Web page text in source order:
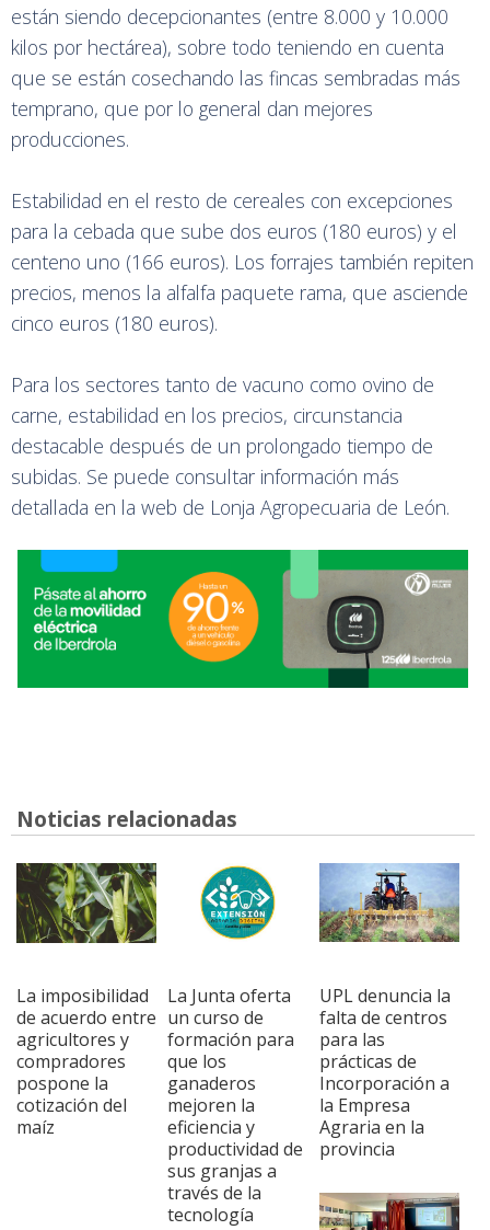
están siendo decepcionantes (entre 8.000 y 10.000
kilos por hectárea), sobre todo teniendo en cuenta
que se están cosechando las fincas sembradas más
temprano, que por lo general dan mejores
producciones.
Estabilidad en el resto de cereales con excepciones
para la cebada que sube dos euros (180 euros) y el
centeno uno (166 euros). Los forrajes también repiten
precios, menos la alfalfa paquete rama, que asciende
cinco euros (180 euros).
Para los sectores tanto de vacuno como ovino de
carne, estabilidad en los precios, circunstancia
destacable después de un prolongado tiempo de
subidas. Se puede consultar información más
detallada en la web de Lonja Agropecuaria de León.
Noticias relacionadas
La imposibilidad
de acuerdo entre
agricultores y
compradores
pospone la
cotización del
maíz
La Junta oferta
un curso de
formación para
que los
ganaderos
mejoren la
eficiencia y
productividad de
sus granjas a
través de la
tecnología
UPL denuncia la
falta de centros
para las
prácticas de
Incorporación a
la Empresa
Agraria en la
provincia